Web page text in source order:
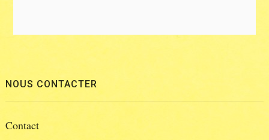
NOUS CONTACTER
Contact